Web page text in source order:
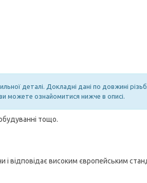
деталі. Докладні дані по довжині
можете ознайомитися нижче в описі.
тощо.
і відповідає високим європейським